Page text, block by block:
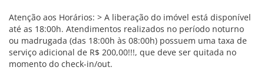
Atenção aos Horários: > A liberação do imóvel está disponível
até as 18:00h. Atendimentos realizados no período noturno
ou madrugada (das 18:00h às 08:00h) possuem uma taxa de
serviço adicional de R$ 200,00!!!, que deve ser quitada no
momento do check-in/out.